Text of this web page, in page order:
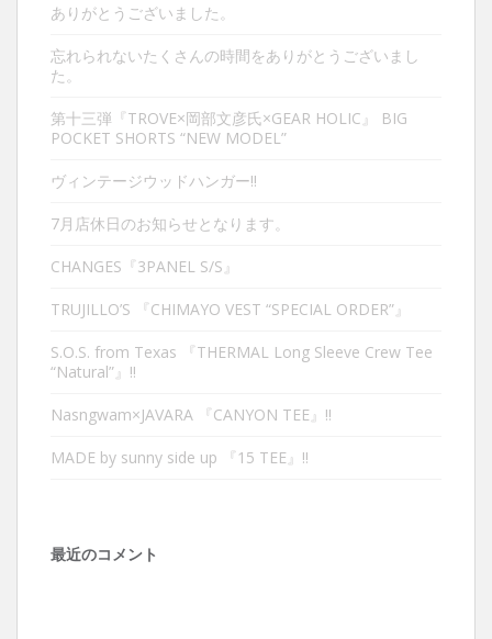
ありがとうございました。
忘れられないたくさんの時間をありがとうございまし
た。
第十三弾『TROVE×岡部文彦氏×GEAR HOLIC』 BIG
POCKET SHORTS “NEW MODEL”
ヴィンテージウッドハンガー‼︎
7月店休日のお知らせとなります。
CHANGES『3PANEL S/S』
TRUJILLO’S 『CHIMAYO VEST “SPECIAL ORDER”』
S.O.S. from Texas 『THERMAL Long Sleeve Crew Tee
“Natural”』‼︎
Nasngwam×JAVARA 『CANYON TEE』‼︎
MADE by sunny side up 『15 TEE』‼︎
最近のコメント